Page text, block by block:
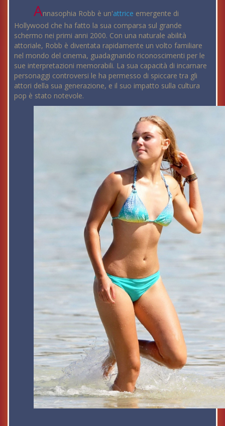
Annasophia Robb è un'attrice emergente di
Hollywood che ha fatto la sua comparsa sul grande
schermo nei primi anni 2000. Con una naturale abilità
attoriale, Robb è diventata rapidamente un volto familiare
nel mondo del cinema, guadagnando riconoscimenti per le
sue interpretazioni memorabili. La sua capacità di incarnare
personaggi controversi le ha permesso di spiccare tra gli
attori della sua generazione, e il suo impatto sulla cultura
pop è stato notevole.